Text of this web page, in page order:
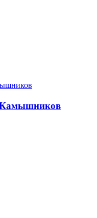
Камышников